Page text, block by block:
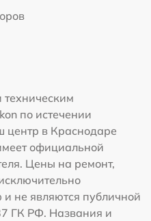
по истечении
центр в Краснодаре
официальной
Цены на ремонт,
не являются публичной
ГК РФ. Названия и